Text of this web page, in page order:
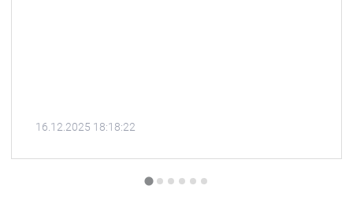
16.12.2025 18:18:22